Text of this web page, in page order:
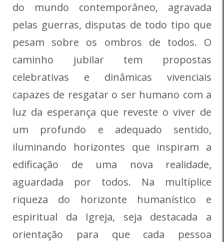
do mundo contemporâneo, agravada
pelas guerras, disputas de todo tipo que
pesam sobre os ombros de todos. O
caminho jubilar tem propostas
celebrativas e dinâmicas vivenciais
capazes de resgatar o ser humano com a
luz da esperança que reveste o viver de
um profundo e adequado sentido,
iluminando horizontes que inspiram a
edificação de uma nova realidade,
aguardada por todos. Na multíplice
riqueza do horizonte humanístico e
espiritual da Igreja, seja destacada a
orientação para que cada pessoa